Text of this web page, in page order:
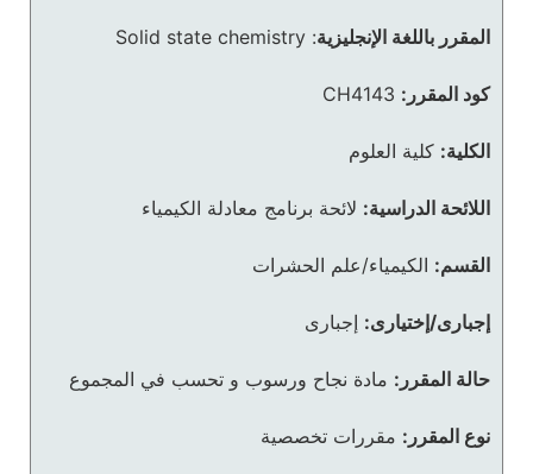
المقرر باللغة الإنجليزية:
Solid state chemistry
كود المقرر: CH4143
الكلية: كلية العلوم
اللائحة الدراسية: لائحة برنامج معادلة الكيمياء
القسم: الكيمياء/علم الحشرات
إجبارى/إختيارى: إجبارى
حالة المقرر: مادة نجاح ورسوب و تحسب في المجموع
نوع المقرر: مقررات تخصصية